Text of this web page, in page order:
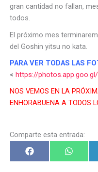
gran cantidad no fallan,
todos.
El próximo mes
del Goshin yitsu no kata.
PARA VER TODAS LAS
< https://
NOS VEMOS EN LA
ENHORABUENA A TODOS
Comparte esta entrada: